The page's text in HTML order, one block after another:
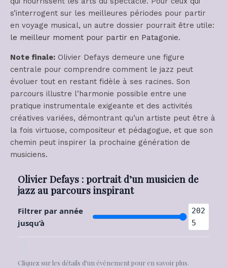
s’interrogent sur les meilleures périodes pour partir
en voyage musical, un autre dossier pourrait être utile:
le meilleur moment pour partir en Patagonie.
Note finale: Olivier Defays demeure une figure
centrale pour comprendre comment le jazz peut
évoluer tout en restant fidèle à ses racines. Son
parcours illustre l’harmonie possible entre une
pratique instrumentale exigeante et des activités
créatives variées, démontrant qu’un artiste peut être à
la fois virtuose, compositeur et pédagogue, et que son
chemin peut inspirer la prochaine génération de
musiciens.
Olivier Defays : portrait d’un musicien de
jazz au parcours inspirant
Filtrer par année
jusqu’à
202
5
Cliquez sur les détails d’un événement pour en savoir plus.